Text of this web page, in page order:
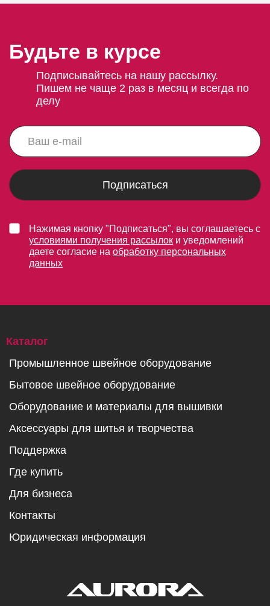
Будьте в курсе
Подписывайтесь на нашу рассылку.
Пишем не чаще 2 раз в месяц и всегда по
делу
Подписаться
Нажимая кнопку "Подписаться", вы соглашаетесь с
условиями получения рассылок и уведомлений
даете согласие на обработку персональных
данных
Каталог
Промышленное швейное оборудование
Бытовое швейное оборудование
Оборудование и материалы для вышивки
Аксессуары для шитья и творчества
Поддержка
Где купить
Для бизнеса
Контакты
Юридическая информация